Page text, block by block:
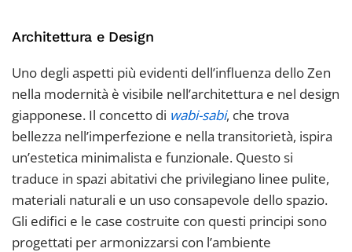
Architettura e Design
Uno degli aspetti più evidenti dell’influenza dello Zen
nella modernità è visibile nell’architettura e nel design
giapponese. Il concetto di wabi-sabi, che trova
bellezza nell’imperfezione e nella transitorietà, ispira
un’estetica minimalista e funzionale. Questo si
traduce in spazi abitativi che privilegiano linee pulite,
materiali naturali e un uso consapevole dello spazio.
Gli edifici e le case costruite con questi principi sono
progettati per armonizzarsi con l’ambiente